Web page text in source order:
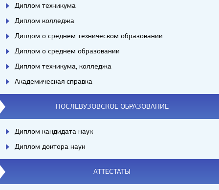
Диплом техникума
Диплом колледжа
Диплом о среднем техническом образовании
Диплом о среднем образовании
Диплом техникума, колледжа
Академическая справка
ПОСЛЕВУЗОВСКОЕ ОБРАЗОВАНИЕ
Диплом кандидата наук
Диплом доктора наук
АТТЕСТАТЫ